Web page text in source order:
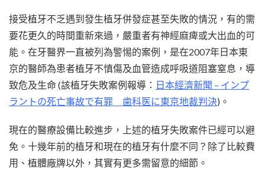
接受植牙不乏遇到發生植牙併發症甚至失敗的情況，有的需
要花更久的時間重新來過，嚴重者有神經麻痺或大出血的可
能。在牙醫界一直被列為警惕的案例，是在2007年日本東
京的醫師為患者植牙不慎傷及血管造成呼吸道阻塞窒息，導
致危及生命 (該植牙失敗案例報導： 日本經濟新聞 – インプ
ラントの死亡事故で有罪 歯科医に東京地裁判決)。
現在的醫療設備比較進步，上述的植牙失敗案件已經可以避
免。十幾年前的植牙和現在的植牙有什麼不同？除了比較費
用、植體廠牌以外，其實有更多需留意的細節。